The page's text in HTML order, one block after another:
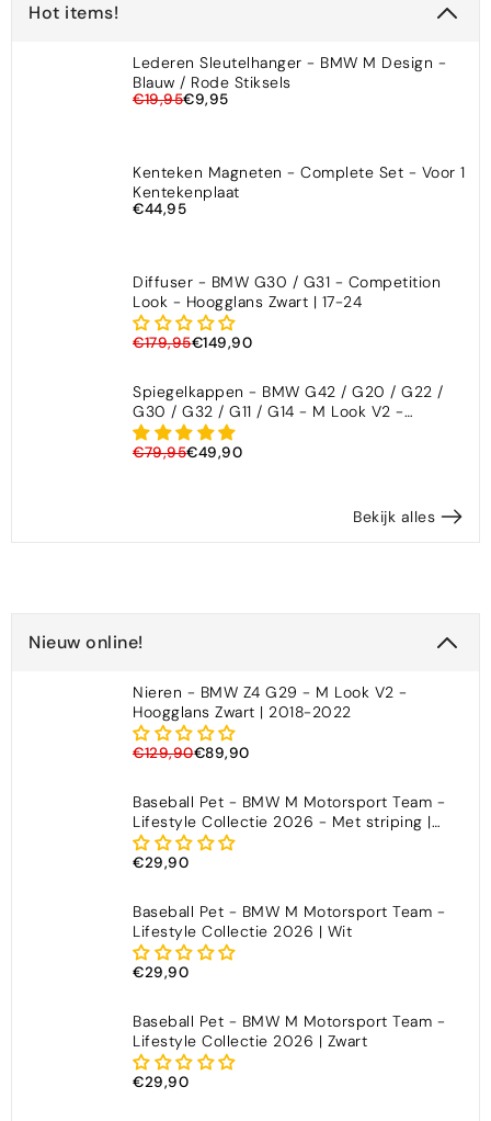
Hot items!
Lederen Sleutelhanger - BMW M Design -
Blauw / Rode Stiksels
€19,95€9,95
Kenteken Magneten - Complete Set - Voor 1
Kentekenplaat
€44,95
Diffuser - BMW G30 / G31 - Competition
Look - Hoogglans Zwart | 17-24
€179,95€149,90
Spiegelkappen - BMW G42 / G20 / G22 /
G30 / G32 / G11 / G14 - M Look V2 -
Hoogglans Zwart
€79,95€49,90
Bekijk alles
Nieuw online!
Nieren - BMW Z4 G29 - M Look V2 -
Hoogglans Zwart | 2018-2022
€129,90€89,90
Baseball Pet - BMW M Motorsport Team -
Lifestyle Collectie 2026 - Met striping |
Zwart
€29,90
Baseball Pet - BMW M Motorsport Team -
Lifestyle Collectie 2026 | Wit
€29,90
Baseball Pet - BMW M Motorsport Team -
Lifestyle Collectie 2026 | Zwart
€29,90